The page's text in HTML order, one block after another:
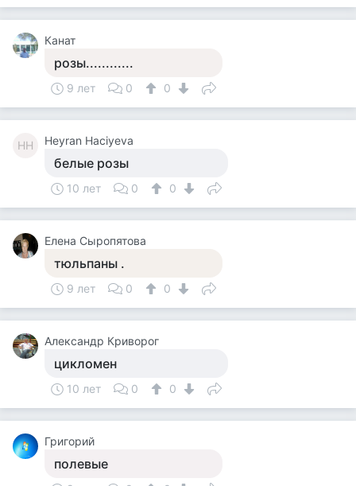
Канат
розы............
9 лет 0 0
HH Heyran Haciyeva
белые розы
10 лет 0 0
Елена Сыропятова
тюльпаны .
9 лет 0 0
Александр Криворог
цикломен
10 лет 0 0
Григорий
полевые